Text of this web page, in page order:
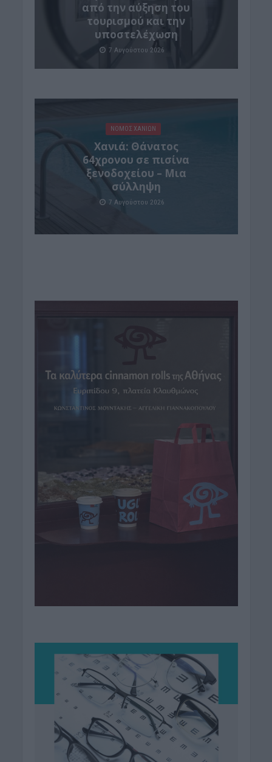
από την αύξηση του
τουρισμού και την
υποστελέχωση
7 Αυγούστου 2026
ΝΟΜΌΣ ΧΑΝΊΩΝ
Χανιά: Θάνατος
64χρονου σε πισίνα
ξενοδοχείου – Μια
σύλληψη
7 Αυγούστου 2026